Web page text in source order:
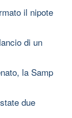
il nipote
di un
la Samp
due